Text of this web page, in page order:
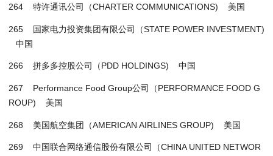
264 特许通讯公司（CHARTER COMMUNICATIONS) 美国
265 国家电力投资集团有限公司（STATE POWER INVESTMENT)
中国
266 拼多多控股公司（PDD HOLDINGS) 中国
267 Performance Food Group公司（PERFORMANCE FOOD G
ROUP) 美国
268 美国航空集团（AMERICAN AIRLINES GROUP) 美国
269 中国联合网络通信股份有限公司（CHINA UNITED NETWOR